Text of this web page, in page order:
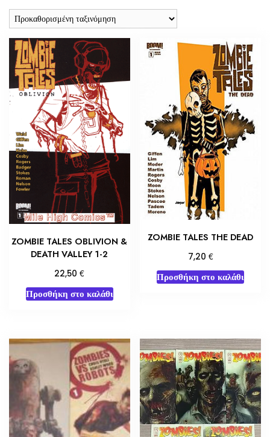
ZOMBIE TALES OBLIVION &
DEATH VALLEY 1-2
22,50€
Προσθήκη στο καλάθι
ZOMBIE TALES THE DEAD
7,20 €
Προσθήκη στο καλάθι